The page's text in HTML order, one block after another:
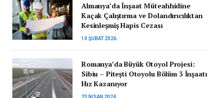
Almanya’da İnşaat Müteahhidine
Kaçak Çalıştırma ve Dolandırıcılıktan
Kesinleşmiş Hapis Cezası
10 ŞUBAT 2026
Romanya’da Büyük Otoyol Projesi:
Sibiu – Pitești Otoyolu Bölüm 3 İnşaatı
Hız Kazanıyor
23 NISAN 2024